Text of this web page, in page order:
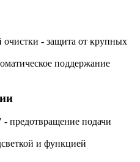
очистки - защита от крупных
поддержание
- предотвращение подачи
и функцией